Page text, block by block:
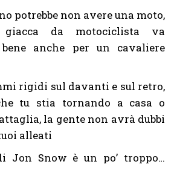
potrebbe non avere una moto,
da motociclista va
bene anche per un cavaliere
rigidi sul davanti e sul retro,
tu stia tornando a casa o
la gente non avrà dubbi
alleati
Jon Snow è un po’ troppo…